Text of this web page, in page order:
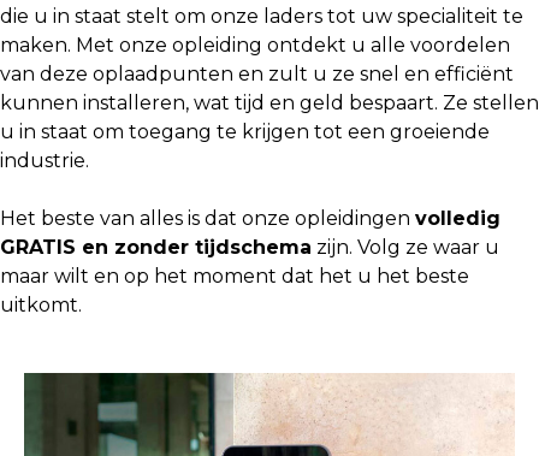
die u in staat stelt om onze laders tot uw specialiteit te
maken. Met onze opleiding ontdekt u alle voordelen
van deze oplaadpunten en zult u ze snel en efficiënt
kunnen installeren, wat tijd en geld bespaart. Ze stellen
u in staat om toegang te krijgen tot een groeiende
industrie.
Het beste van alles is dat onze opleidingen volledig
GRATIS en zonder tijdschema zijn. Volg ze waar u
maar wilt en op het moment dat het u het beste
uitkomt.